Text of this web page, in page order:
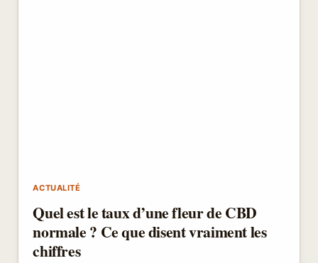
ACTUALITÉ
Quel est le taux d’une fleur de CBD
normale ? Ce que disent vraiment les
chiffres